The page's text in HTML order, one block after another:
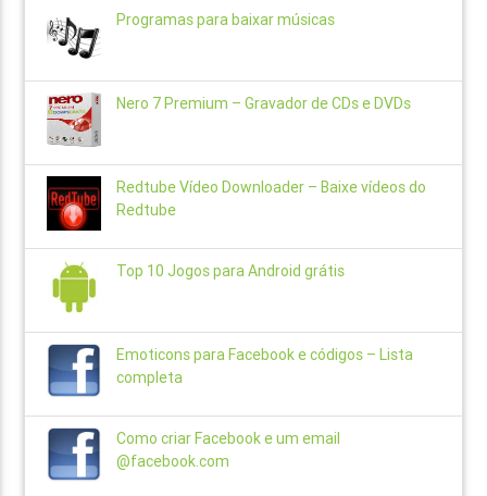
Programas para baixar músicas
Nero 7 Premium – Gravador de CDs e DVDs
Redtube Vídeo Downloader – Baixe vídeos do
Redtube
Top 10 Jogos para Android grátis
Emoticons para Facebook e códigos – Lista
completa
Como criar Facebook e um email
@facebook.com